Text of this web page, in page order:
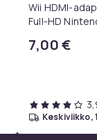
Wii HDMI-
Full-HD
7,00 €
keskiviikko,